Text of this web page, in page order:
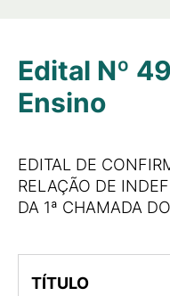
Edital Nº
Ensino
EDITAL DE
RELAÇÃO DE
DA 1ª CHAMADA
TÍTULO